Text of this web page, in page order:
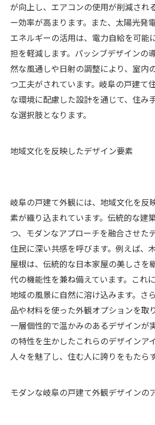
が向上し、エアコンの使用が削減され
ー効率が高まります。また、太陽光発
エネルギーの活用は、電力自給を可能
担を軽減します。パッシブデザインの
然な風通しや日射の調整により、室内
つ工夫がされています。岐阜の戸建て
な環境に配慮した設計を通じて、住み
な選択肢となります。
地域文化を反映したデザイン要素
岐阜の戸建て外観には、地域文化を反
素が織り込まれています。伝統的な建
つ、モダンなアプローチを融合させた
住民に深い共感を呼びます。例えば、
屋根は、伝統的な日本家屋の美しさを
代の機能性を兼ね備えています。これ
地域の風景に自然に溶け込みます。さ
品や材料を使った外観オプションを取
一層個性的で温かみのあるデザインが
の特性を生かしたこれらのデザインア
人々を魅了し、住む人に誇りをもたら
モダンな岐阜の戸建て外観デザインの